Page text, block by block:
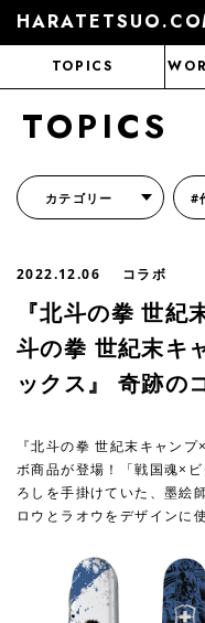
TOPICS
TOPICS
カテゴリー #
2022.12.06 コラボ
『北斗の拳 世
斗の拳 世紀末キ
ックス』 奇跡の
『北斗の拳 世紀末キャン
ボ商品が登場！「戦国魂×
ろしを手掛けていた、墨絵
ロウとラオウをデザインに